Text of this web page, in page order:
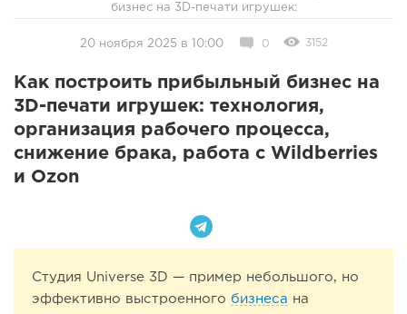
бизнес на 3D-печати игрушек:
20 ноября 2025 в 10:00 0 3152
Как построить прибыльный бизнес на
3D-печати игрушек: технология,
организация рабочего процесса,
снижение брака, работа с Wildberries
и Ozon
Студия Universe 3D — пример небольшого, но
эффективно выстроенного бизнеса на